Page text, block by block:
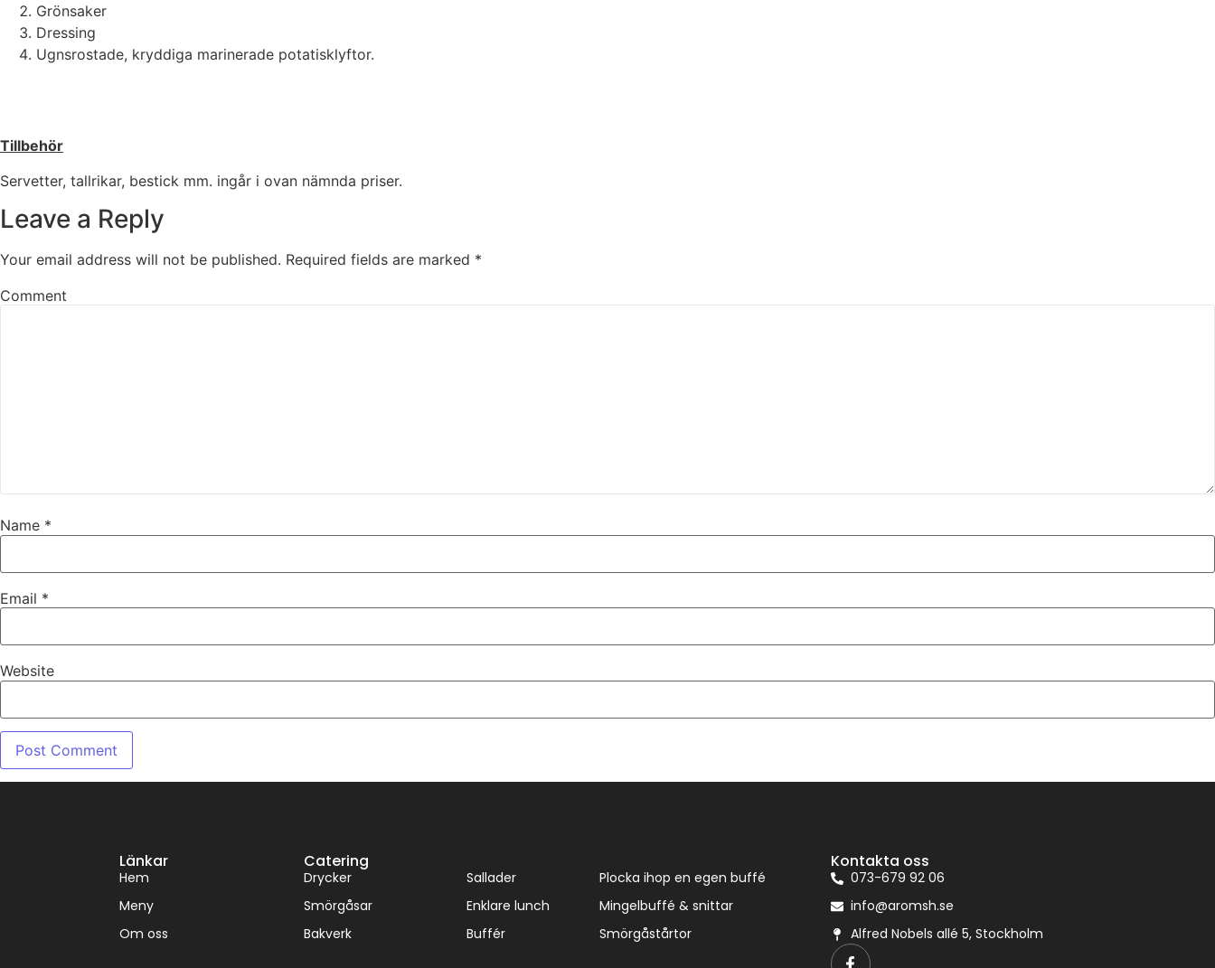
Grönsaker
Dressing
Ugnsrostade, kryddiga marinerade potatisklyftor.
Tillbehör
Servetter, tallrikar, bestick mm. ingår i ovan nämnda priser.
Leave a Reply
Your email address will not be published. Required fields are marked *
Comment
Name *
Email *
Website
Länkar
Hem
Meny
Om oss
Catering
Drycker
Smörgåsar
Bakverk
Sallader
Enklare lunch
Buffér
Plocka ihop en egen buffé
Mingelbuffé & snittar
Smörgåstårtor
Kontakta oss
073-679 92 06
info@aromsh.se
Alfred Nobels allé 5, Stockholm